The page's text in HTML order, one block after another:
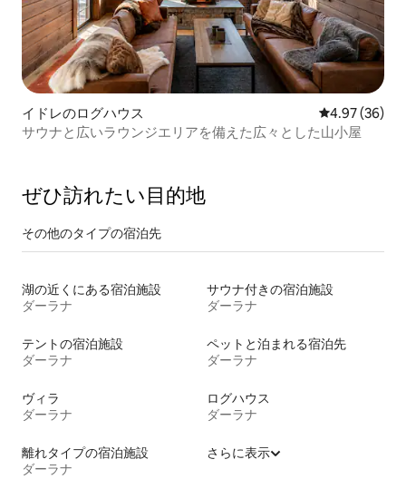
イドレのログハウス レビュー36
4.97 (36)
サウナと広いラウンジエリアを備えた広々とした山小屋
ぜひ訪⁠れ⁠た⁠い目⁠的⁠地
その他のタ⁠イ⁠プ⁠の宿⁠泊⁠先
湖の近くにある宿泊施設
ダーラナ
サウナ付きの宿泊施設
ダーラナ
テントの宿泊施設
ダーラナ
ペットと泊まれる宿泊先
ダーラナ
ヴィラ
ダーラナ
ログハウス
ダーラナ
離れタイプの宿泊施設
ダーラナ
さらに表示